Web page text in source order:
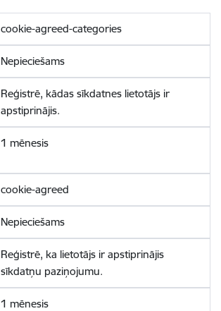
cookie-agreed-categories
Nepieciešams
Reģistrē, kādas sīkdatnes lietotājs ir
apstiprinājis.
1 mēnesis
cookie-agreed
Nepieciešams
Reģistrē, ka lietotājs ir apstiprinājis
sīkdatņu paziņojumu.
1 mēnesis